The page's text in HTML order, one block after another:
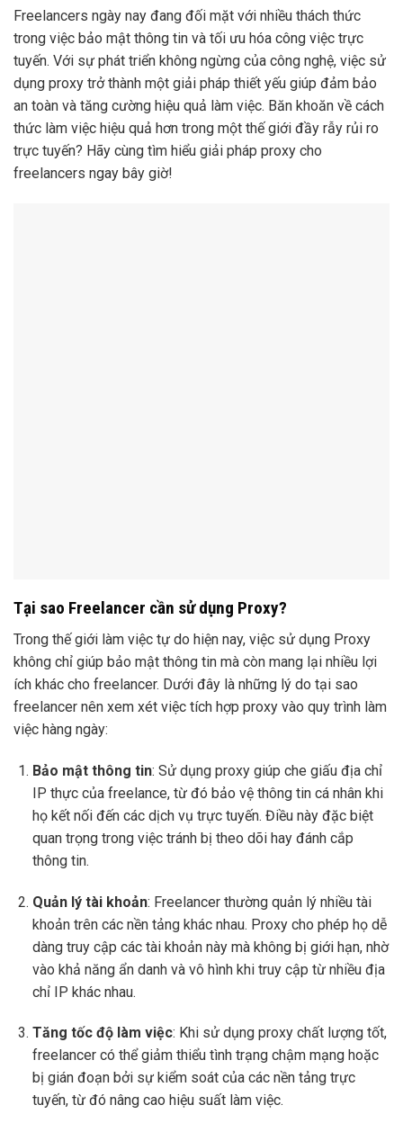
Freelancers ngày nay đang đối mặt với nhiều thách thức
trong việc bảo mật thông tin và tối ưu hóa công việc trực
tuyến. Với sự phát triển không ngừng của công nghệ, việc sử
dụng proxy trở thành một giải pháp thiết yếu giúp đảm bảo
an toàn và tăng cường hiệu quả làm việc. Băn khoăn về cách
thức làm việc hiệu quả hơn trong một thế giới đầy rẫy rủi ro
trực tuyến? Hãy cùng tìm hiểu giải pháp proxy cho
freelancers ngay bây giờ!
Tại sao Freelancer cần sử dụng Proxy?
Trong thế giới làm việc tự do hiện nay, việc sử dụng Proxy
không chỉ giúp bảo mật thông tin mà còn mang lại nhiều lợi
ích khác cho freelancer. Dưới đây là những lý do tại sao
freelancer nên xem xét việc tích hợp proxy vào quy trình làm
việc hàng ngày:
Bảo mật thông tin: Sử dụng proxy giúp che giấu địa chỉ
IP thực của freelance, từ đó bảo vệ thông tin cá nhân khi
họ kết nối đến các dịch vụ trực tuyến. Điều này đặc biệt
quan trọng trong việc tránh bị theo dõi hay đánh cắp
thông tin.
Quản lý tài khoản: Freelancer thường quản lý nhiều tài
khoản trên các nền tảng khác nhau. Proxy cho phép họ dễ
dàng truy cập các tài khoản này mà không bị giới hạn, nhờ
vào khả năng ẩn danh và vô hình khi truy cập từ nhiều địa
chỉ IP khác nhau.
Tăng tốc độ làm việc: Khi sử dụng proxy chất lượng tốt,
freelancer có thể giảm thiểu tình trạng chậm mạng hoặc
bị gián đoạn bởi sự kiểm soát của các nền tảng trực
tuyến, từ đó nâng cao hiệu suất làm việc.